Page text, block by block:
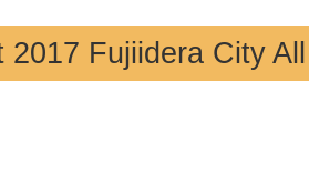
2017 Fujiidera City